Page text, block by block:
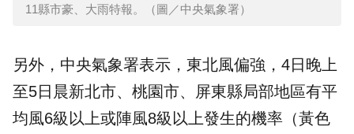
11縣市豪、大雨特報。（圖／中央氣象署）
另外，中央氣象署表示，東北風偏強，4日晚上
至5日晨新北市、桃園市、屏東縣局部地區有平
均風6級以上或陣風8級以上發生的機率（黃色